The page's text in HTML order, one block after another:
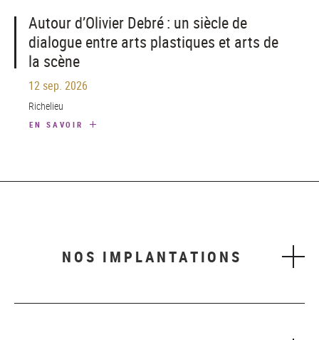
Autour d’Olivier Debré : un siècle de
dialogue entre arts plastiques et arts de
la scène
12 sep. 2026
Richelieu
EN SAVOIR
NOS IMPLANTATIONS